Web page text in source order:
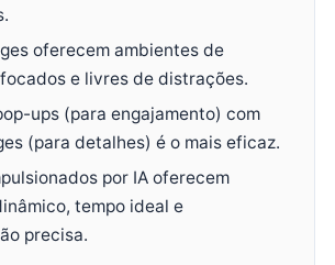
oferecem ambientes de
e livres de distrações.
ups (para engajamento) com
(para detalhes) é o mais eficaz.
por IA oferecem
tempo ideal e
precisa.